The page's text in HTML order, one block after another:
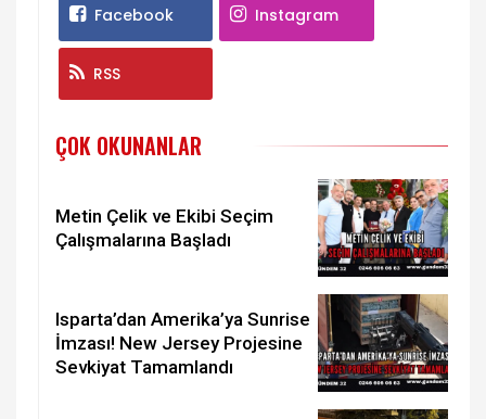
Facebook Instagram
RSS
ÇOK OKUNANLAR
Metin Çelik ve Ekibi Seçim
Çalışmalarına Başladı
Isparta’dan Amerika’ya Sunrise
İmzası! New Jersey Projesine
Sevkiyat Tamamlandı